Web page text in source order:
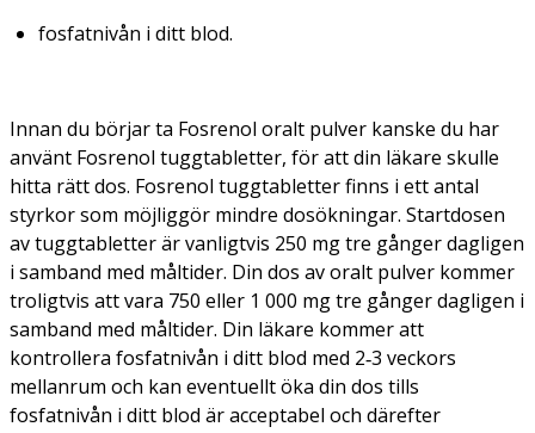
fosfatnivån i ditt blod.
Innan du börjar ta Fosrenol oralt pulver kanske du har
använt Fosrenol tuggtabletter, för att din läkare skulle
hitta rätt dos. Fosrenol tuggtabletter finns i ett antal
styrkor som möjliggör mindre dosökningar. Startdosen
av tuggtabletter är vanligtvis 250 mg tre gånger dagligen
i samband med måltider. Din dos av oralt pulver kommer
troligtvis att vara 750 eller 1 000 mg tre gånger dagligen i
samband med måltider. Din läkare kommer att
kontrollera fosfatnivån i ditt blod med 2‑3 veckors
mellanrum och kan eventuellt öka din dos tills
fosfatnivån i ditt blod är acceptabel och därefter